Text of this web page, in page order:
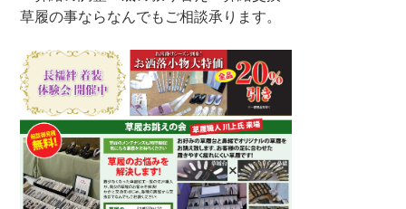
草履の事ならなんでもご相談承ります。